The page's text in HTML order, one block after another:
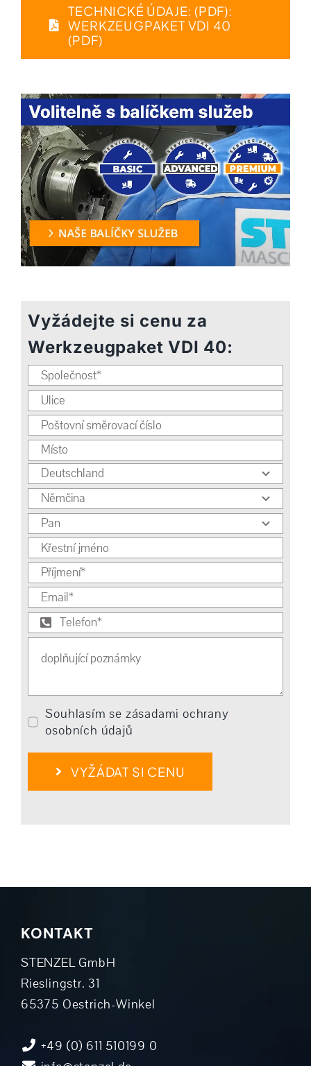
TECHNICKÉ ÚDAJE: (PDF):
WERKZEUGPAKET VDI 40
(PDF)
Vyžádejte si cenu za
Werkzeugpaket VDI 40:
Souhlasím se zásadami ochrany
osobních údajů
VYŽÁDAT SI CENU
KONTAKT
STENZEL GmbH
Rieslingstr. 31
65375 Oestrich-Winkel
+49 (0) 611 510199 0